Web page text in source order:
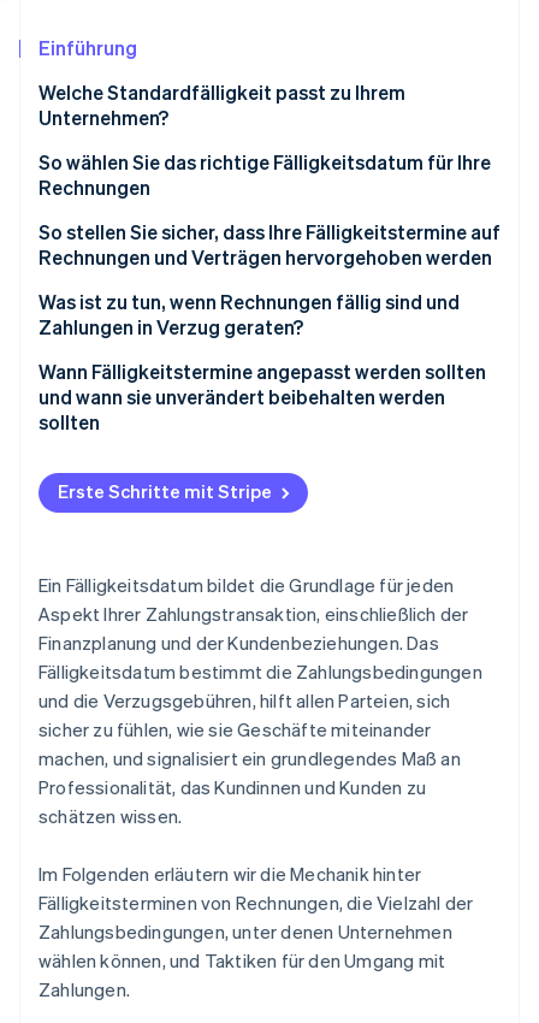
Atlas
Start-up-Gründung
Climate
CO₂-Entnahme
Identity
Online-Identitätsprüfung
Stripe-Sessions 2026
Erfahren Sie, wie Stripe Lösungen für die
Jetzt ansehen
Stripe App-Marktplatz
Einführung
Welche Standardfälligkeit passt zu Ihrem
Unternehmen?
So wählen Sie das richtige Fälligkeitsdatum für Ihre
Rechnungen
So stellen Sie sicher, dass Ihre Fälligkeitstermine auf
Rechnungen und Verträgen hervorgehoben werden
Was ist zu tun, wenn Rechnungen fällig sind und
Zahlungen in Verzug geraten?
Wann Fälligkeitstermine angepasst werden sollten
und wann sie unverändert beibehalten werden
sollten
Erste Schritte mit Stripe
Ein Fälligkeitsdatum bildet die Grundlage für jeden
Aspekt Ihrer Zahlungstransaktion, einschließlich der
Finanzplanung und der Kundenbeziehungen. Das
Fälligkeitsdatum bestimmt die Zahlungsbedingungen
und die Verzugsgebühren, hilft allen Parteien, sich
sicher zu fühlen, wie sie Geschäfte miteinander
machen, und signalisiert ein grundlegendes Maß an
Professionalität, das Kundinnen und Kunden zu
schätzen wissen.
Im Folgenden erläutern wir die Mechanik hinter
Fälligkeitsterminen von Rechnungen, die Vielzahl der
Zahlungsbedingungen, unter denen Unternehmen
wählen können, und Taktiken für den Umgang mit
Zahlungen.